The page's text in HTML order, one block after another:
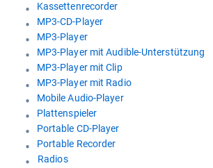
Kassettenrecorder
MP3-CD-Player
MP3-Player
MP3-Player mit Audible-Unterstützung
MP3-Player mit Clip
MP3-Player mit Radio
Mobile Audio-Player
Plattenspieler
Portable CD-Player
Portable Recorder
Radios